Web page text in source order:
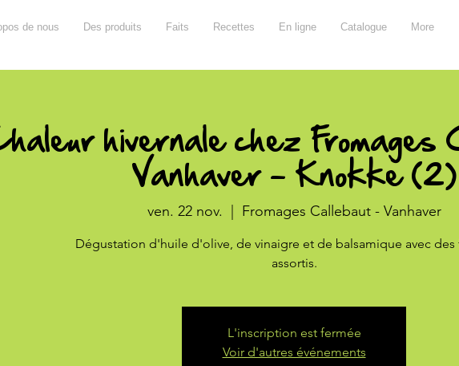
de nous Des produits Faits Recettes En ligne Catalogue More
hivernale chez
Vanhaver - Knokke (2)
ven. 22 nov. Fromages Callebaut - Vanhaver
Dégustation d'huile d'olive, de vinaigre et de balsamique avec des
assortis.
L'inscription est fermée
Voir d'autres événements